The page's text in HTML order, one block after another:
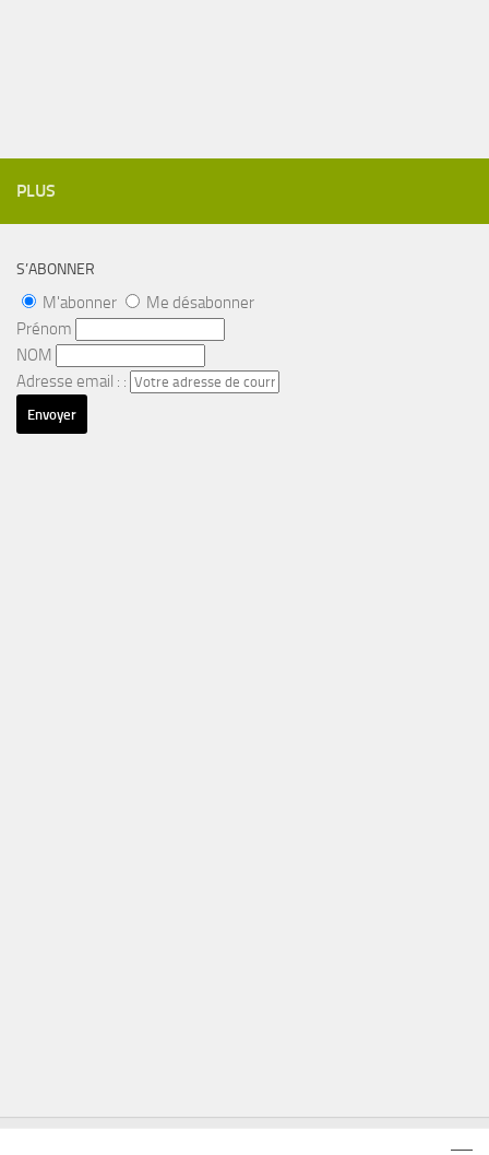
PLUS
S’ABONNER
M'abonner
Me désabonner
Prénom
NOM
Adresse email : :